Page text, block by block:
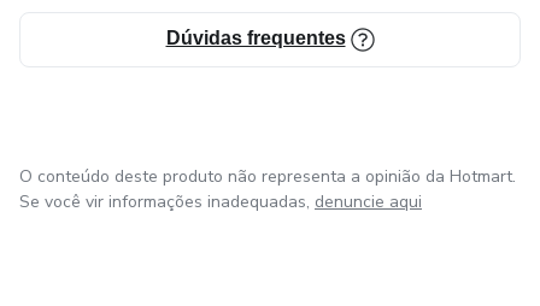
Dúvidas frequentes
O conteúdo deste produto não representa a opinião da Hotmart.
Se você vir informações inadequadas, denuncie aqui